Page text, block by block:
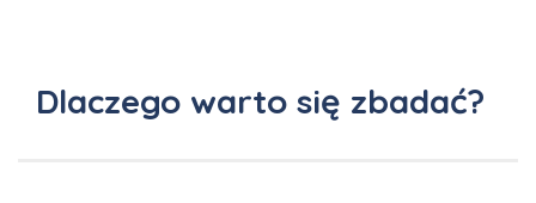
Dlaczego warto się zbadać?